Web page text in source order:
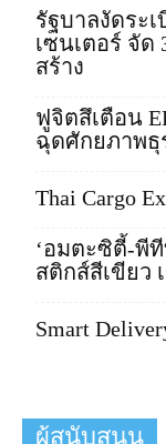
รัฐบาลงัดระ
เซนเตอร์ จั
สร้าง
ฟูจิตสึเตือน
ฉุดศักยภาพธุ
Thai Cargo
‘อมตะซิตี้-พีที
สติกส์สีเขียว
Smart
ผู้สนับสนุน